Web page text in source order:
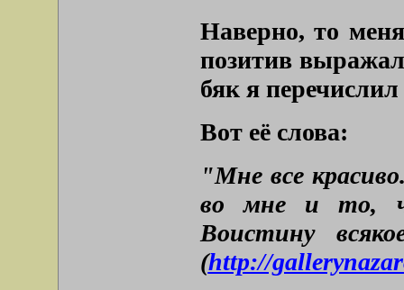
Наверно, то
позитив
бяк я
Вот её слова:
"Мне все
во мне и то,
Воистину
(http://